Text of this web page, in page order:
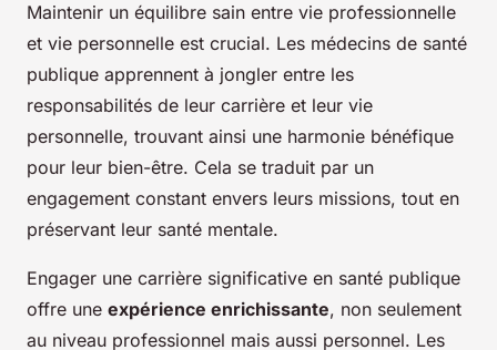
Maintenir un équilibre sain entre vie professionnelle
et vie personnelle est crucial. Les médecins de santé
publique apprennent à jongler entre les
responsabilités de leur carrière et leur vie
personnelle, trouvant ainsi une harmonie bénéfique
pour leur bien-être. Cela se traduit par un
engagement constant envers leurs missions, tout en
préservant leur santé mentale.
Engager une carrière significative en santé publique
offre une expérience enrichissante, non seulement
au niveau professionnel mais aussi personnel. Les